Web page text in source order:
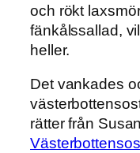
och rökt
fänkålssallad,
heller.
Det vankades
rätter från